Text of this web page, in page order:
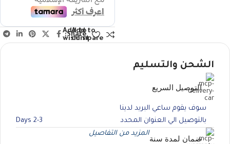
Add to
compare
Add to
wishlist
Share:
الشحن والتسليم
التوصيل السريع
سوف يقوم ساعي البريد لدينا
بالتوصيل الي العنوان المحدد
2-3 Days
ضمان لمدة سنة
المزيد من التفاصيل